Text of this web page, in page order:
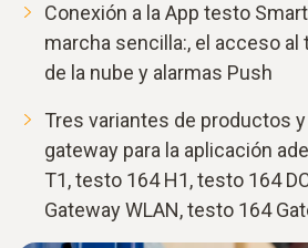
Conexión a la App testo
marcha sencilla:, el acceso al
de la nube y alarmas Push
Tres variantes de productos
gateway para la aplicación
T1, testo 164 H1, testo 164
Gateway WLAN, testo 164